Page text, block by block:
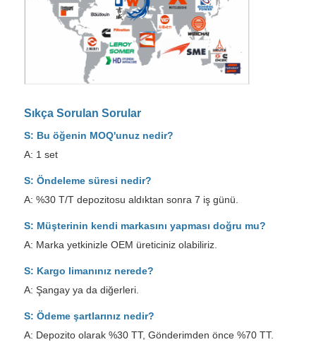
Sıkça Sorulan Sorular
S: Bu öğenin MOQ'unuz nedir?
A: 1 set
S: Öndeleme süresi nedir?
A: %30 T/T depozitosu aldıktan sonra 7 iş günü.
S: Müşterinin kendi markasını yapması doğru mu?
A: Marka yetkinizle OEM üreticiniz olabiliriz.
S: Kargo limanınız nerede?
A: Şangay ya da diğerleri.
S: Ödeme şartlarınız nedir?
A: Depozito olarak %30 TT, Gönderimden önce %70 TT.